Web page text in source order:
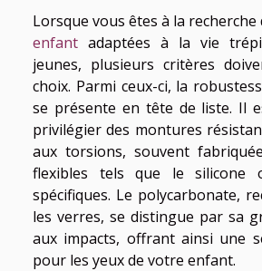
Lorsque vous êtes à la recherche
enfant adaptées à la vie
jeunes, plusieurs critères
choix. Parmi ceux-ci, la
se présente en tête de liste. Il
privilégier des montures
aux torsions, souvent
flexibles tels que le silicone
spécifiques. Le polycarbonate,
les verres, se distingue par sa
aux impacts, offrant ainsi une
pour les yeux de votre enfant.